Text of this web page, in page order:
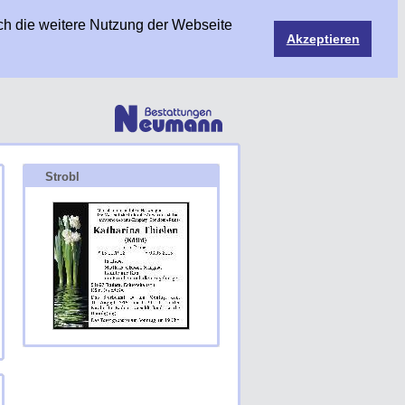
die weitere Nutzung der Webseite
Akzeptieren
Strobl